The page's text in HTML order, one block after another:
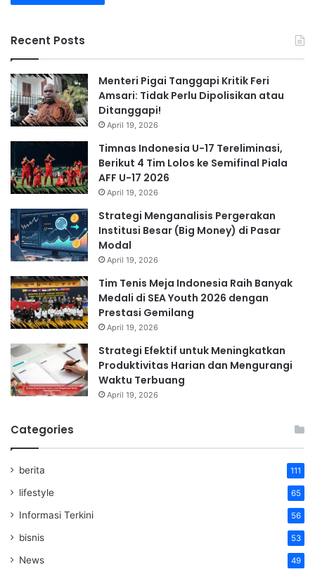
Recent Posts
Menteri Pigai Tanggapi Kritik Feri
Amsari: Tidak Perlu Dipolisikan atau
Ditanggapi!
April 19, 2026
Timnas Indonesia U-17 Tereliminasi,
Berikut 4 Tim Lolos ke Semifinal Piala
AFF U-17 2026
April 19, 2026
Strategi Menganalisis Pergerakan
Institusi Besar (Big Money) di Pasar
Modal
April 19, 2026
Tim Tenis Meja Indonesia Raih Banyak
Medali di SEA Youth 2026 dengan
Prestasi Gemilang
April 19, 2026
Strategi Efektif untuk Meningkatkan
Produktivitas Harian dan Mengurangi
Waktu Terbuang
April 19, 2026
Categories
berita 111
lifestyle 65
Informasi Terkini 56
bisnis 53
News 49